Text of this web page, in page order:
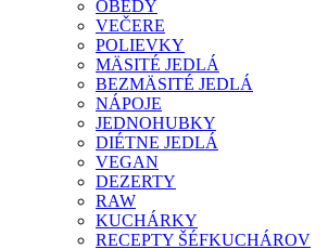
OBEDY
VEČERE
POLIEVKY
MÄSITÉ JEDLÁ
BEZMÄSITÉ JEDLÁ
NÁPOJE
JEDNOHUBKY
DIÉTNE JEDLÁ
VEGAN
DEZERTY
RAW
KUCHÁRKY
RECEPTY ŠÉFKUCHÁROV